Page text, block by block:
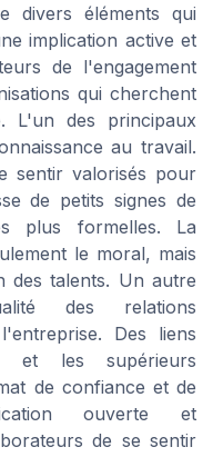
éléments qui
implication active et
de l'engagement
qui cherchent
L'un des principaux
au travail.
sentir valorisés pour
de petits signes de
plus formelles. La
le moral, mais
des talents. Un autre
des relations
Des liens
et les supérieurs
de confiance et de
ouverte et
de se sentir